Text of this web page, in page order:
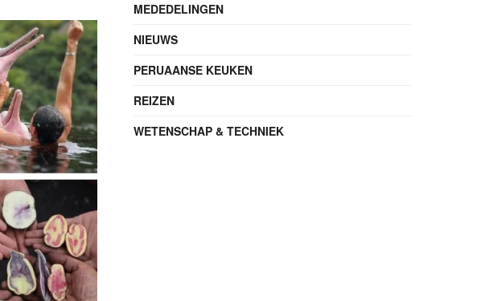
MEDEDELINGEN
NIEUWS
PERUAANSE KEUKEN
REIZEN
WETENSCHAP & TECHNIEK